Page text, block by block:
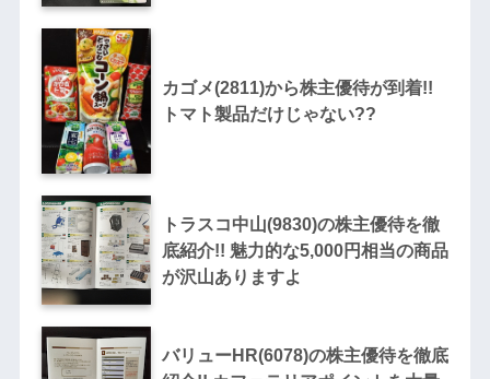
カゴメ(2811)から株主優待が到着!!
トマト製品だけじゃない??
トラスコ中山(9830)の株主優待を徹
底紹介!! 魅力的な5,000円相当の商品
が沢山ありますよ
バリューHR(6078)の株主優待を徹底